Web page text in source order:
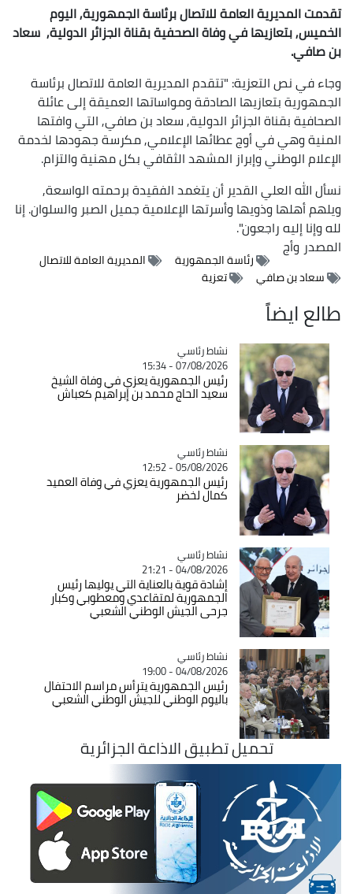
تقدمت المديرية العامة للاتصال برئاسة الجمهورية, اليوم
الخميس, بتعازيها في وفاة الصحفية بقناة الجزائر الدولية, سعاد
بن صافي.
وجاء في نص التعزية: "تتقدم المديرية العامة للاتصال برئاسة
الجمهورية بتعازيها الصادقة ومواساتها العميقة إلى عائلة
الصحافية بقناة الجزائر الدولية, سعاد بن صافي, التي وافتها
المنية وهي في أوج عطائها الإعلامي, مكرسة جهودها لخدمة
الإعلام الوطني وإبراز المشهد الثقافي بكل مهنية والتزام.
نسأل الله العلي القدير أن يتغمد الفقيدة برحمته الواسعة,
ويلهم أهلها وذويها وأسرتها الإعلامية جميل الصبر والسلوان. إنا
لله وإنا إليه راجعون".
المصدروأج
رئاسة الجمهورية
المديرية العامة للاتصال
سعاد بن صافي
تعزية
طالع ايضاً
Catégorie
نشاط رئاسي
07/08/2026 - 15:34
رئيس الجمهورية يعزي في وفاة الشيخ
سعيد الحاج محمد بن إبراهيم كعباش
Catégorie
نشاط رئاسي
05/08/2026 - 12:52
رئيس الجمهورية يعزي في وفاة العميد
كمال لخضر
Catégorie
نشاط رئاسي
04/08/2026 - 21:21
إشادة قوية بالعناية التي يوليها رئيس
الجمهورية لمتقاعدي ومعطوبي وكبار
جرحى الجيش الوطني الشعبي
Catégorie
نشاط رئاسي
04/08/2026 - 19:00
رئيس الجمهورية يترأس مراسم الاحتفال
باليوم الوطني للجيش الوطني الشعبي
تحميل تطبيق الاذاعة الجزائرية